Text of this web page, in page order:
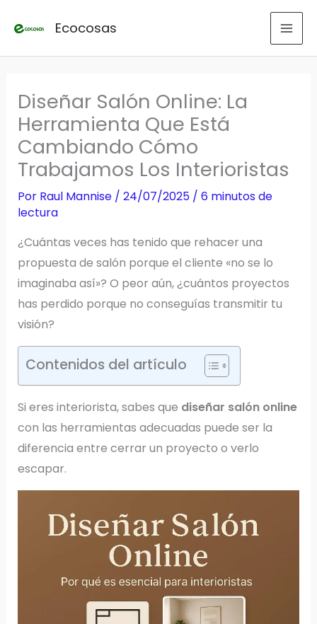
Ecocosas
Diseñar Salón Online: La
Herramienta Que Está
Cambiando Cómo
Trabajamos Los Interioristas
Por Raul Mannise / 24/07/2025 / 6 minutos de
lectura
¿Cuántas veces has tenido que rehacer una
propuesta de salón porque el cliente «no se lo
imaginaba así»? O peor aún, ¿cuántos proyectos
has perdido porque no conseguías transmitir tu
visión?
Contenidos del artículo
Si eres interiorista, sabes que diseñar salón online
con las herramientas adecuadas puede ser la
diferencia entre cerrar un proyecto o verlo
escapar.